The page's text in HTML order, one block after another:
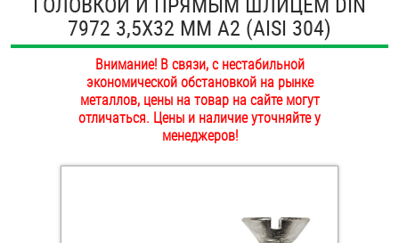
ОПЛАТА И ДОСТАВКА
НАШИ МАГАЗИНЫ
Втулки
Дюбели
Дюймовый крепёж
7972 3,5Х32 ММ А2 (AISI 304)
Внимание! В связи, с нестабильной
экономической обстановкой на рынке
металлов, цены на товар на сайте могут
отличаться. Цены и наличие уточняйте у
менеджеров!